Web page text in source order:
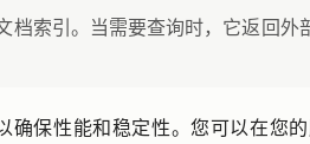
档索引。当需要查询时，它返回
确保性能和稳定性。您可以在您